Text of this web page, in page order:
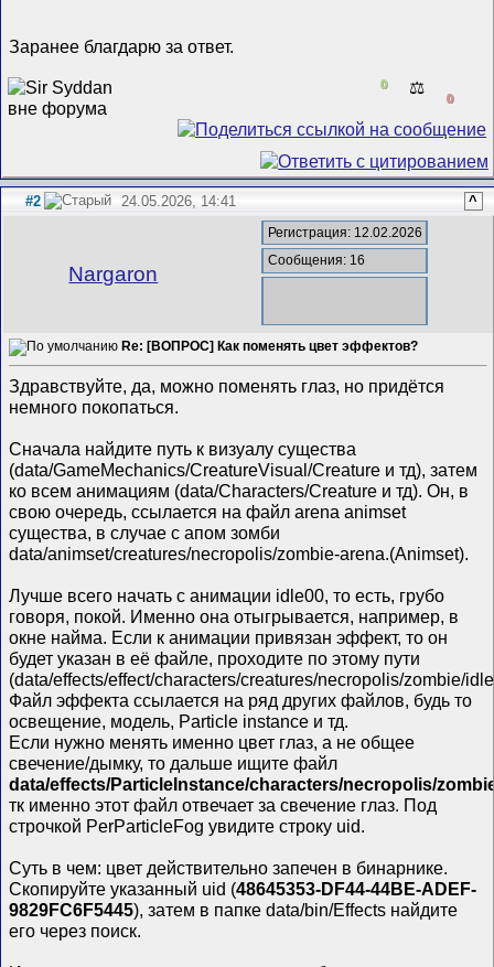
Заранее благдарю за ответ.
0 ⚖️
0
#2 24.05.2026, 14:41 ^
Nargaron
Регистрация: 12.02.2026
Сообщения: 16
Re: [ВОПРОС] Как поменять цвет эффектов?
Здравствуйте, да, можно поменять глаз, но придётся
немного покопаться.
Сначала найдите путь к визуалу существа
(data/GameMechanics/CreatureVisual/Creature и тд), затем
ко всем анимациям (data/Characters/Creature и тд). Он, в
свою очередь, ссылается на файл arena animset
существа, в случае с апом зомби
data/animset/creatures/necropolis/zombie-arena.(Animset).
Лучше всего начать с анимации idle00, то есть, грубо
говоря, покой. Именно она отыгрывается, например, в
окне найма. Если к анимации привязан эффект, то он
будет указан в её файле, проходите по этому пути
(data/effects/effect/characters/creatures/necropolis/zombie/
Файл эффекта ссылается на ряд других файлов, будь то
освещение, модель, Particle instance и тд.
Если нужно менять именно цвет глаз, а не общее
свечение/дымку, то дальше ищите файл
data/effects/ParticleInstance/characters/necropolis/
тк именно этот файл отвечает за свечение глаз. Под
строчкой PerParticleFog увидите строку uid.
Суть в чем: цвет действительно запечен в бинарнике.
Скопируйте указанный uid (48645353-DF44-44BE-ADEF-
9829FC6F5445), затем в папке data/bin/Effects найдите
его через поиск.